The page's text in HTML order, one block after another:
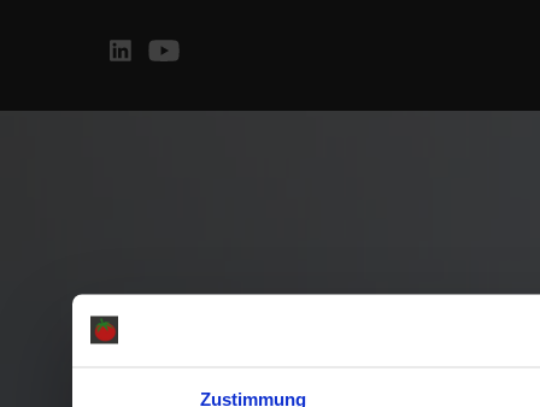
Zustimmung